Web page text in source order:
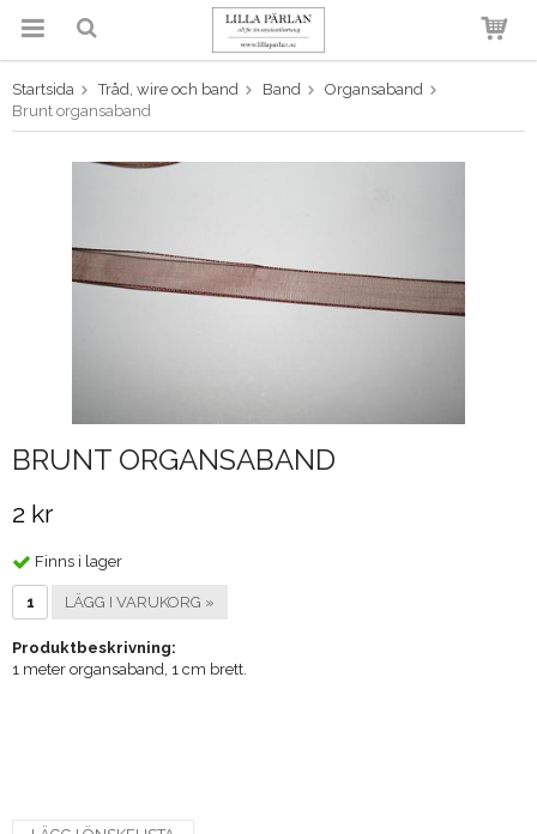
Produkten har blivit tillagd i
Startsida Tråd, wire och band Band
Organsaband
Brunt organsaband
BRUNT ORGANSABAND
2 kr
Finns i lager
LÄGG I VARUKORG »
Produktbeskrivning:
1 meter organsaband, 1 cm brett.